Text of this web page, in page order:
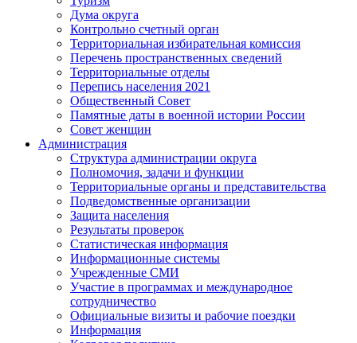
Дума округа
Контрольно счетный орган
Территориальная избирательная комиссия
Перечень пространственных сведений
Территориальные отделы
Перепись населения 2021
Общественный Совет
Памятные даты в военной истории России
Совет женщин
Администрация
Структура администрации округа
Полномочия, задачи и функции
Территориальные органы и представительства
Подведомственные организации
Защита населения
Результаты проверок
Статистическая информация
Информационные системы
Учрежденные СМИ
Участие в программах и международное
сотрудничество
Официальные визиты и рабочие поездки
Информация